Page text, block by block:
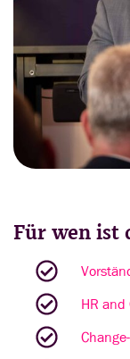
Für wen ist
HR